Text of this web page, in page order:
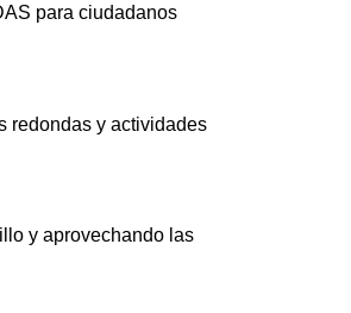
para ciudadanos
redondas y actividades
y aprovechando las